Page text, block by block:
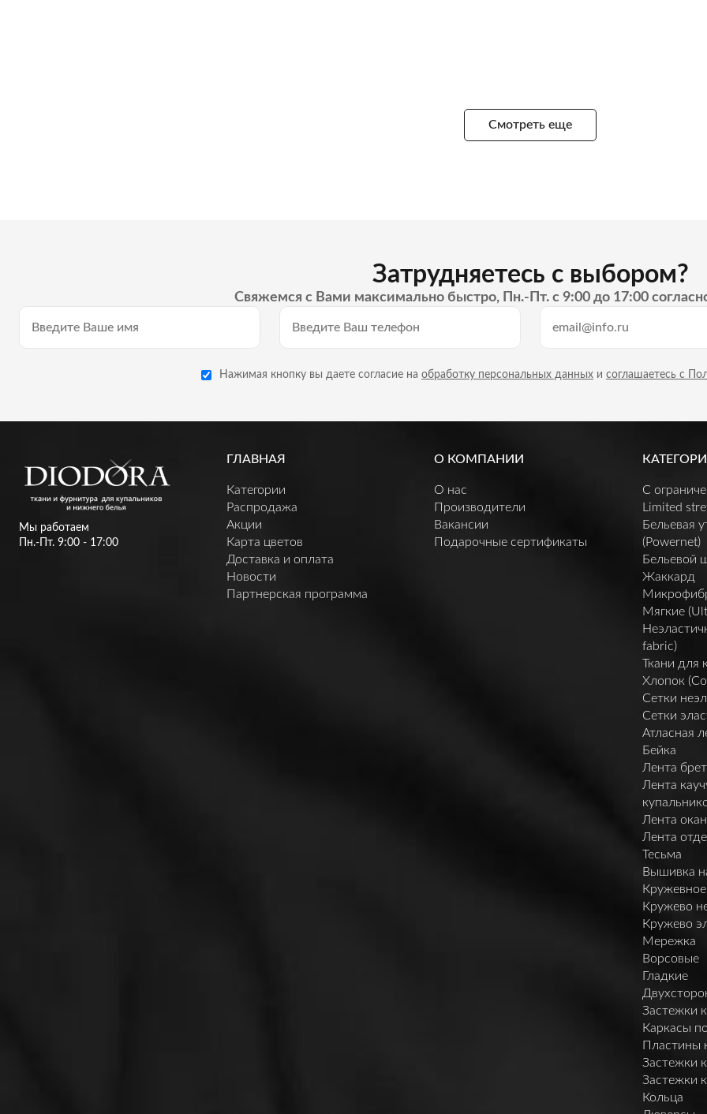
Смотреть еще
Затрудняетесь с выбором?
Свяжемся с Вами максимально быстро, Пн.-Пт. с 9:00 до 17:00
Нажимая кнопку вы даете согласие на обработку персональных данных и соглашаетесь с
Мы работаем
Пн.-Пт. 9:00 - 17:00
ГЛАВНАЯ
Категории
Распродажа
Акции
Карта цветов
Доставка и оплата
Новости
Партнерская программа
О КОМПАНИИ
О нас
Производители
Вакансии
Подарочные сертификаты
C
Limited
Бельевая
(Powernet)
Бельевой
Жаккард
Мягкие
fabric)
Ткани для
Хлопок
Сетки
Сетки
Атласная
Бейка
Лента
Лента
Лента
Лента
Тесьма
Вышивка
Кружево
Кружево
Мережка
Ворсовые
Гладкие
Застежки
Каркасы
Пластины
Застежки
Застежки
Кольца